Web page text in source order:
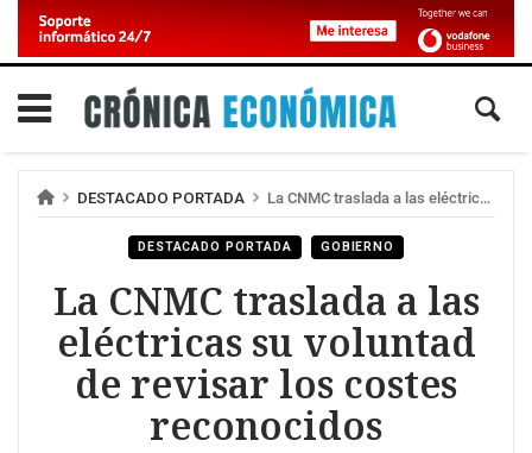
DESTACADO PORTADA La CNMC traslada a las eléctricas su voluntad de revisar los costes reconocidos
DESTACADO PORTADA GOBIERNO
La CNMC traslada a las
eléctricas su voluntad
de revisar los costes
reconocidos